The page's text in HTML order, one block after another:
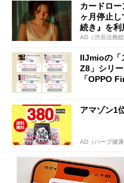
カードロ
ヶ月停止
続き』を利
AD（渋谷法務総
IIJmioの「
Z8」シリ
「OPPO
アマゾン1
AD（ハーブ健康